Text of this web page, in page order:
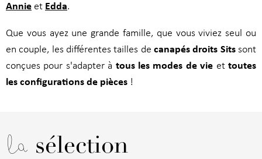
Annie et Edda.
Que vous ayez une grande famille, que vous viviez seul ou
en couple, les différentes tailles de canapés droits Sitssont
conçues pour s'adapter à tous les modes de vie ettoutes
les configurations de pièces !
la sélection